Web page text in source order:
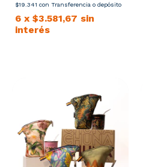
$19.341 con Transferencia o depósito
6 x $3.581,67 sin
interés